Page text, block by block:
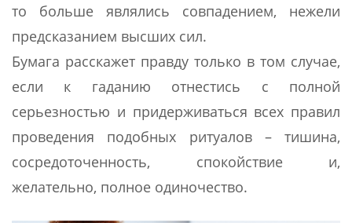
то больше являлись совпадением, нежели
предсказанием высших сил.
Бумага расскажет правду только в том случае,
если к гаданию отнестись с полной
серьезностью и придерживаться всех правил
проведения подобных ритуалов – тишина,
сосредоточенность, спокойствие и,
желательно, полное одиночество.